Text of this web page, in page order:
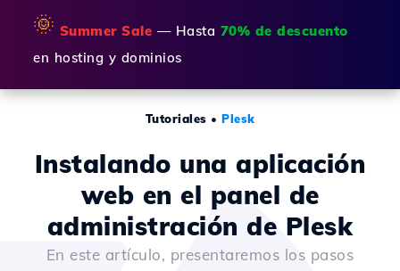
🌞 Summer Sale — Hasta 70% de descuento
en hosting y dominios
Tutoriales • Plesk
Instalando una aplicación
web en el panel de
administración de Plesk
En este artículo, presentaremos los pasos